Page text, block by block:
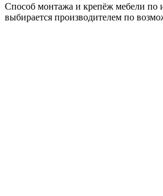
Способ монтажа и крепёж мебели по
выбирается производителем по